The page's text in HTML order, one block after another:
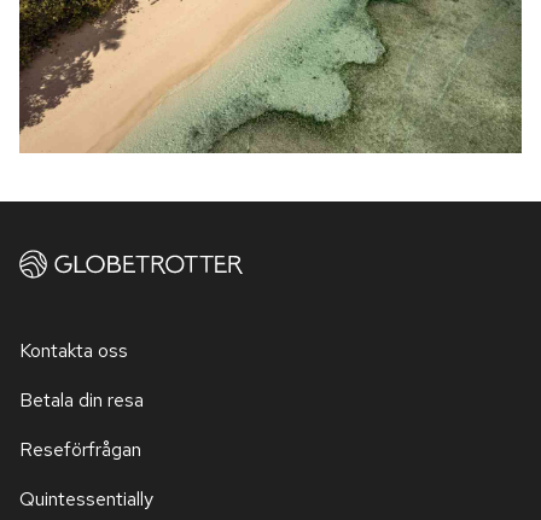
Kontakta oss
Betala din resa
Reseförfrågan
Quintessentially